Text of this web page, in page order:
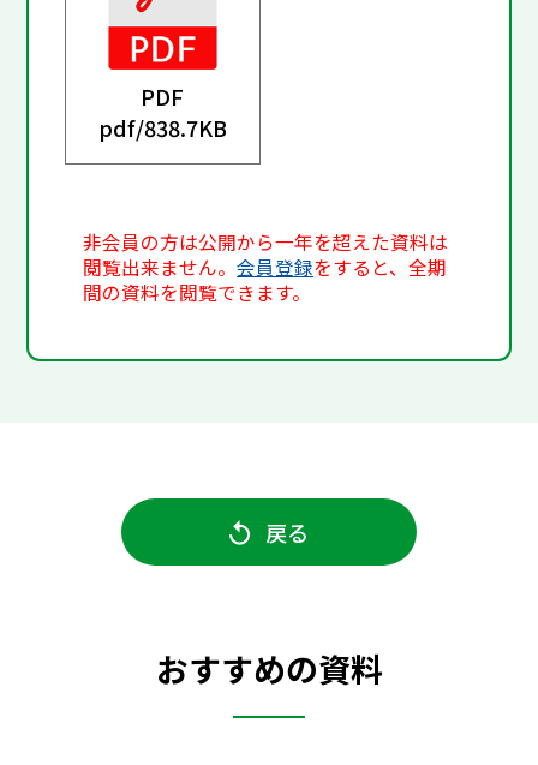
PDF
pdf/838.7KB
非会員の方は公開から一年を超えた資料は
閲覧出来ません。会員登録をすると、全期
間の資料を閲覧できます。
戻る
おすすめの資料